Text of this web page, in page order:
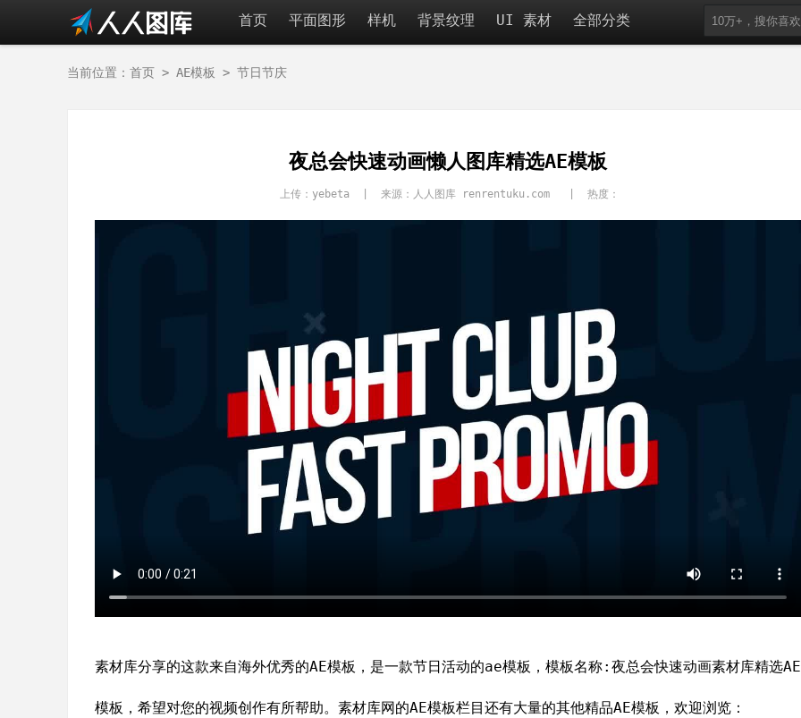
首页 平面图形 样机 背景纹理 UI 素材 全部分类
当前位置： 首页> AE模板 > 节日节庆
夜总会快速动画懒人图库精选AE模板
上传：yebeta | 来源：人人图库 renrentuku.com | 热度：
素材库分享的这款来自海外优秀的AE模板，是一款节日活动的ae模板，模板名称:夜总会快速动画素材库精选AE
模板，希望对您的视频创作有所帮助。素材库网的AE模板栏目还有大量的其他精品AE模板，欢迎浏览：